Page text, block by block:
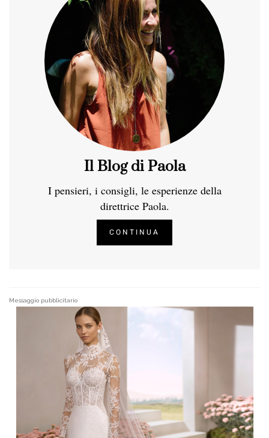
Il Blog di Paola
I pensieri, i consigli, le esperienze della
direttrice Paola.
CONTINUA
Messaggio pubblicitario